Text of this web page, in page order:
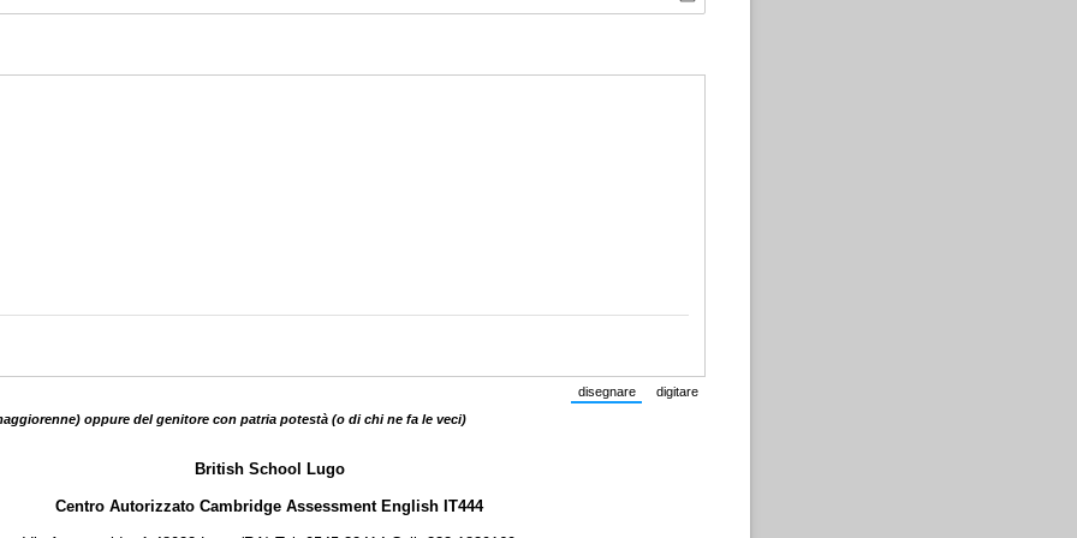
disegnare
(Passa dalla modalità testo alla modalità disegno.)
digitare
oppure del genitore con patria potestà (o di chi ne fa le veci)
British School Lugo
Centro Autorizzato Cambridge Assessment English IT444